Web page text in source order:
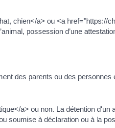
chien</a> ou <a href="https://
possession d’une
des parents ou des personnes
a> ou non. La détention d'un
soumise à déclaration ou à la